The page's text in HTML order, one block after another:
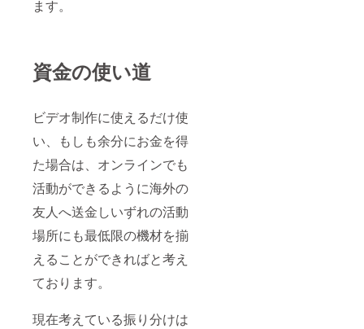
ます。
資金の使い道
ビデオ制作に使えるだけ使
い、もしも余分にお金を得
た場合は、オンラインでも
活動ができるように海外の
友人へ送金しいずれの活動
場所にも最低限の機材を揃
えることができればと考え
ております。
現在考えている振り分けは